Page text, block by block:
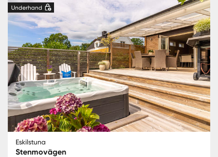
Underhand
Eskilstuna
Stenmovägen